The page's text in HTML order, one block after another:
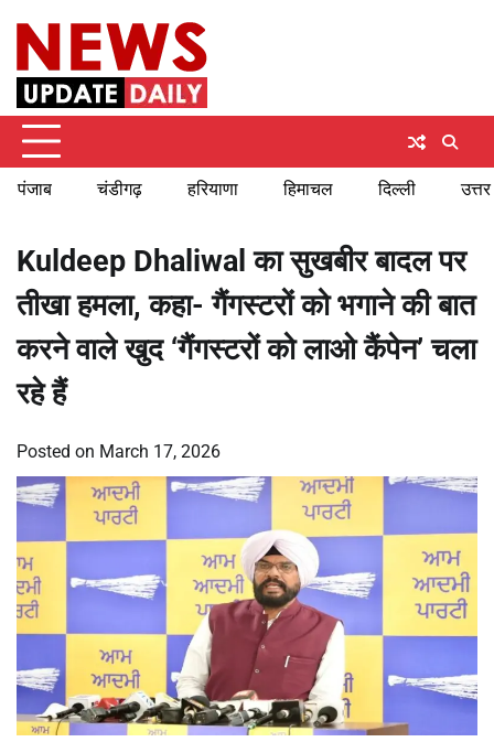
content
पंजाब चंडीगढ़ हरियाणा हिमाचल दिल्ली
Kuldeep Dhaliwal का सुखबीर बादल पर
तीखा हमला, कहा- गैंगस्टरों को भगाने की बात
करने वाले खुद ‘गैंगस्टरों को लाओ कैंपेन’ चला
रहे हैं
Posted on March 17, 2026